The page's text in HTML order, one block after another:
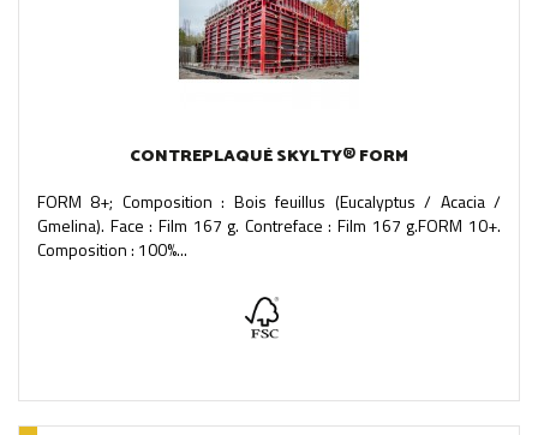
CONTREPLAQUÉ SKYLTY® FORM
FORM 8+; Composition : Bois feuillus (Eucalyptus / Acacia /
Gmelina). Face : Film 167 g. Contreface : Film 167 g.FORM 10+.
Composition : 100%...